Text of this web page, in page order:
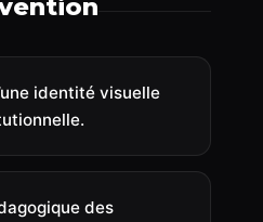
identité visuelle
des